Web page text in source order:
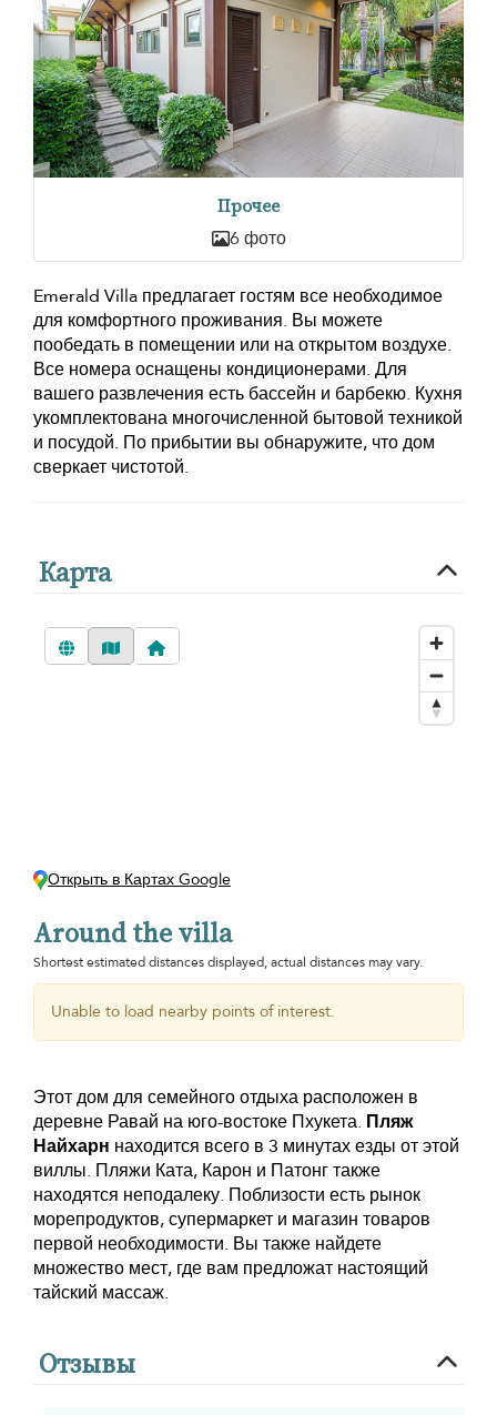
Прочее
6 фото
Emerald Villa предлагает гостям все необходимое
для комфортного проживания. Вы можете
пообедать в помещении или на открытом воздухе.
Все номера оснащены кондиционерами. Для
вашего развлечения есть бассейн и барбекю. Кухня
укомплектована многочисленной бытовой техникой
и посудой. По прибытии вы обнаружите, что дом
сверкает чистотой.
Карта
Открыть в Картах Google
Around the villa
Shortest estimated distances displayed, actual distances may vary.
Unable to load nearby points of interest.
Этот дом для семейного отдыха расположен в
деревне Равай на юго-востоке Пхукета. Пляж
Найхарн находится всего в 3 минутах езды от этой
виллы. Пляжи Ката, Карон и Патонг также
находятся неподалеку. Поблизости есть рынок
морепродуктов, супермаркет и магазин товаров
первой необходимости. Вы также найдете
множество мест, где вам предложат настоящий
тайский массаж.
Отзывы